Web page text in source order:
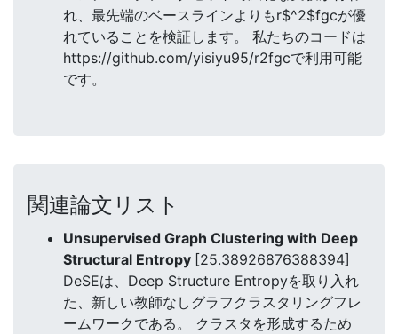
れ、最先端のベースラインよりもr$^2$fgcが優
れていることを検証します。 私たちのコードは
https://github.com/yisiyu95/r2fgcで利用可能
です。
関連論文リスト
Unsupervised Graph Clustering with Deep
Structural Entropy [25.38926876388394]
DeSEは、Deep Structure Entropyを取り入れ
た、新しい教師なしグラフクラスタリングフレ
ームワークである。 クラスタを形成するため